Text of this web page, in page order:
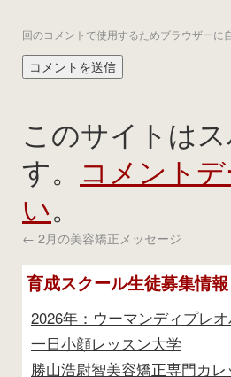
回のコメントで使用するためブラウザー
このサイトは
す。
コメント
い。
← 2月の美容矯正メッセージ
育成スクール生徒募集情報
2026年：ウーマンディプレ
一日小顔レッスン大学
勝山浩尉智美容矯正専門カレ